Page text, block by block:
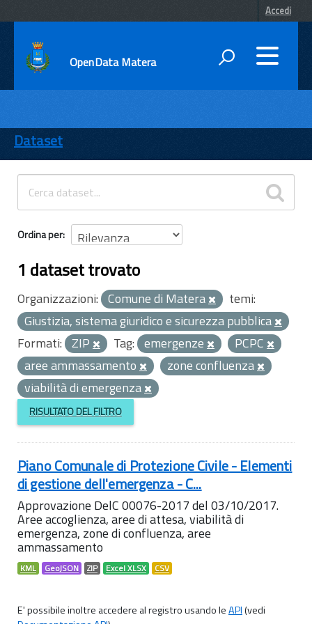
Accedi
OpenData Matera
ENTI
TEMI
INFORMAZIONI
Dataset
Ordina per
1 dataset trovato
Organizzazioni: Comune di Matera
temi:
Giustizia, sistema giuridico e sicurezza pubblica
Formati: ZIP Tag: emergenze
PCPC
aree ammassamento
zone confluenza
viabilità di emergenza
RISULTATO DEL FILTRO
Piano Comunale di Protezione Civile - Elementi
di gestione dell'emergenza - C...
Approvazione DelC 00076-2017 del 03/10/2017.
Aree accoglienza, aree di attesa, viabilità di
emergenza, zone di confluenza, aree
ammassamento
KML GeoJSON ZIP Excel XLSX CSV
E' possibile inoltre accedere al registro usando leAPI(vedi